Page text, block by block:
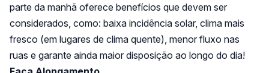
parte da manhã oferece benefícios que devem ser
considerados, como: baixa incidência solar, clima mais
fresco (em lugares de clima quente), menor fluxo nas
ruas e garante ainda maior disposição ao longo do dia!